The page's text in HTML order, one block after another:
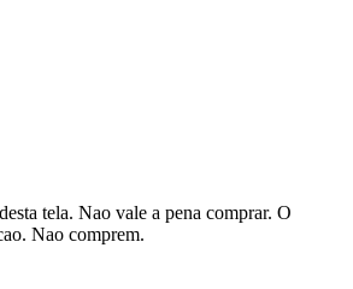
tela. Nao vale a pena comprar. O
Nao comprem.